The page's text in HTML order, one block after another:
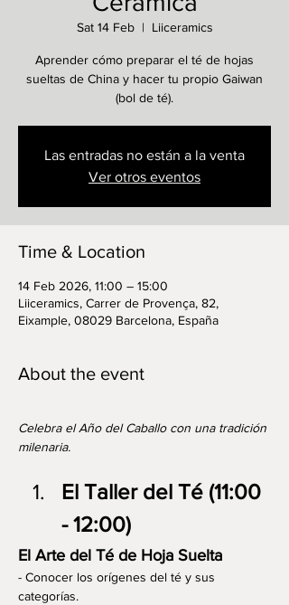
Sat 14 Feb
  |
Liiceramics
Aprender cómo preparar el té de hojas
sueltas de China y hacer tu propio Gaiwan
(bol de té).
Las entradas no están a la venta
Ver otros eventos
Time & Location
14 Feb 2026, 11:00 – 15:00
Liiceramics, Carrer de Provença, 82,
Eixample, 08029 Barcelona, España
About the event
Celebra el Año del Caballo con una tradición
milenaria.
El Taller del Té (11:00
- 12:00)
El Arte del Té de Hoja Suelta
- Conocer los orígenes del té y sus
categorías.